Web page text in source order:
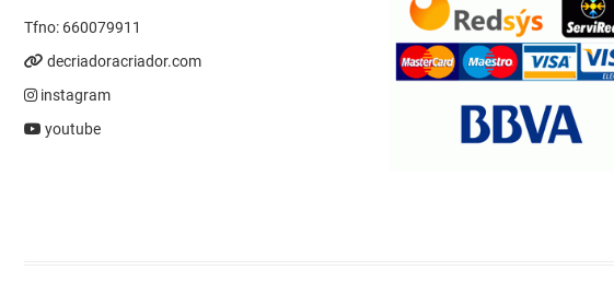
Tfno: 660079911
decriadoracriador.com
instagram
youtube